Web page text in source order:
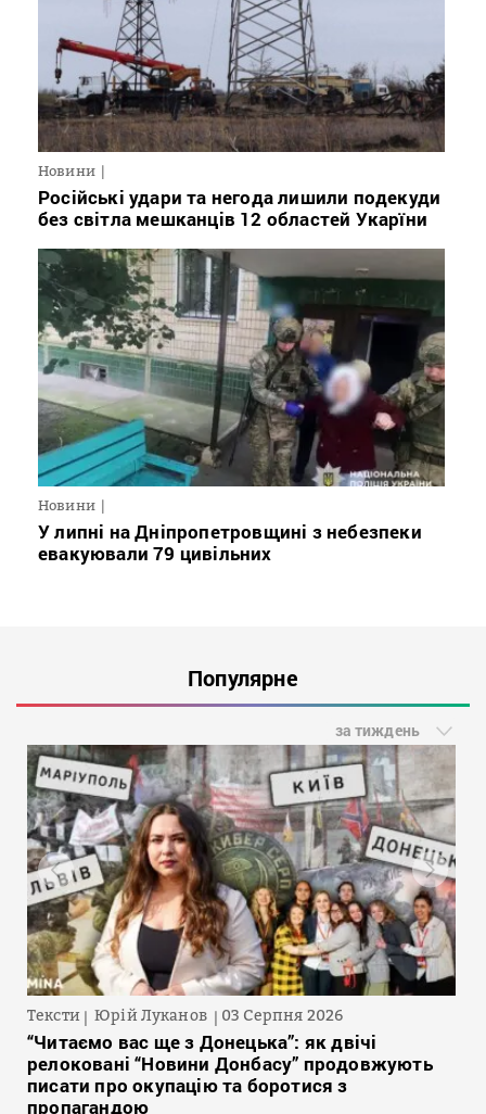
Новини
Російські удари та негода лишили подекуди
без світла мешканців 12 областей Укарїни
Новини
У липні на Дніпропетровщині з небезпеки
евакуювали 79 цивільних
Популярне
за тиждень
Тексти Юрій Луканов 03 Серпня 2026
“Читаємо вас ще з Донецька”: як двічі
релоковані “Новини Донбасу” продовжують
писати про окупацію та боротися з
пропагандою